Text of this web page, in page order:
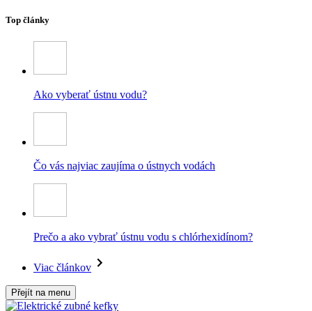
Top články
Ako vyberať ústnu vodu?
Čo vás najviac zaujíma o ústnych vodách
Prečo a ako vybrať ústnu vodu s chlórhexidínom?
Viac článkov
Přejít na menu